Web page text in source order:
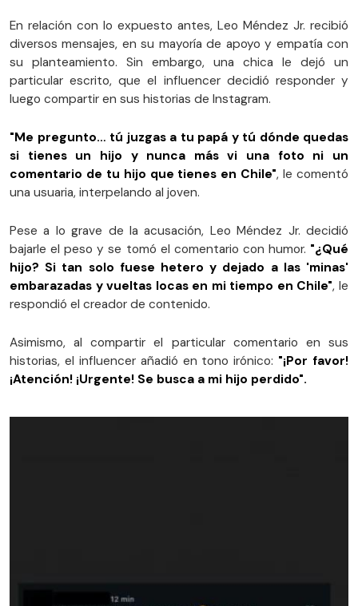
En relación con lo expuesto antes, Leo Méndez Jr. recibió
diversos mensajes, en su mayoría de apoyo y empatía con
su planteamiento. Sin embargo, una chica le dejó un
particular escrito, que el influencer decidió responder y
luego compartir en sus historias de Instagram.
"Me pregunto… tú juzgas a tu papá y tú dónde quedas
si tienes un hijo y nunca más vi una foto ni un
comentario de tu hijo que tienes en Chile", le comentó
una usuaria, interpelando al joven.
Pese a lo grave de la acusación, Leo Méndez Jr. decidió
bajarle el peso y se tomó el comentario con humor. "¿Qué
hijo? Si tan solo fuese hetero y dejado a las 'minas'
embarazadas y vueltas locas en mi tiempo en Chile", le
respondió el creador de contenido.
Asimismo, al compartir el particular comentario en sus
historias, el influencer añadió en tono irónico: "¡Por favor!
¡Atención! ¡Urgente! Se busca a mi hijo perdido".